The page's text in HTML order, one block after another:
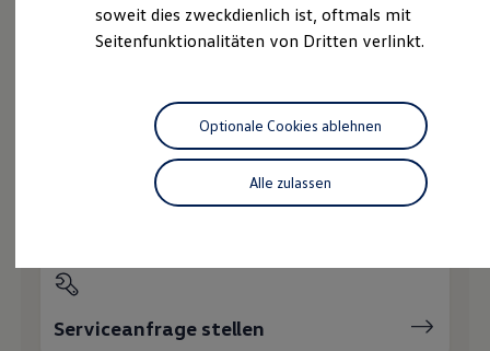
Driving Experience
Volkswagen entdecken
Lifestyle Shop
T-Roc Kollektion
Golf Kollektion
ID. Kollektion
Volkswagen Kollektion
R-Kollektion
Besitzer und Service
myVolkswagen
Software Updates
Servicetermin buchen
Serviceanfrage stellen
soweit dies zweckdienlich ist, oftmals mit
Seitenfunktionalitäten von Dritten verlinkt.
Alle zulassen
Optionale Cookies ablehnen